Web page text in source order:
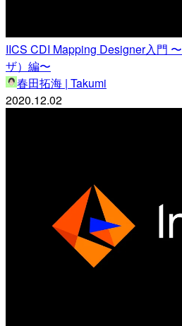
IICS CDI Mapping Designer入門
ザ）編〜
春田拓海 | Takumi
2020.12.02